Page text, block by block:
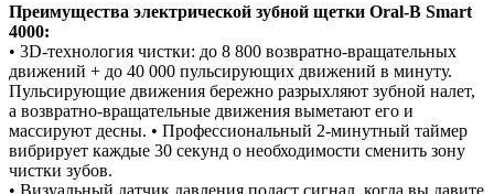
Преимущества электрической зубной щетки Oral-B Smart
4000:
• 3D-технология чистки: до 8 800 возвратно-вращательных
движений + до 40 000 пульсирующих движений в минуту.
Пульсирующие движения бережно разрыхляют зубной налет,
а возвратно-вращательные движения выметают его и
массируют десны. • Профессиональный 2-минутный таймер
вибрирует каждые 30 секунд о необходимости сменить зону
чистки зубов.
• Визуальный датчик давления подаст сигнал, когда вы давите